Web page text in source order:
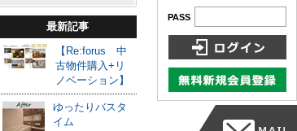
最新記事
【Re:forus 中
古物件購入+リ
ノベーション】
ゆったりバスタ
イム
PASS